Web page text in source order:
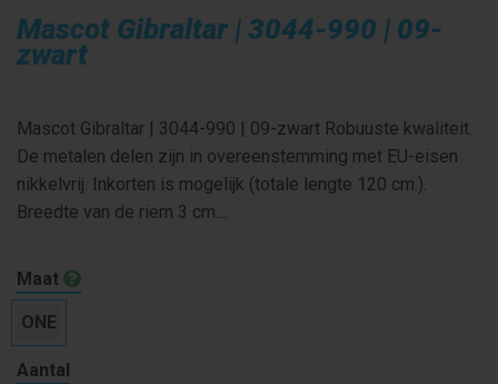
Mascot Gibraltar | 3044-990 | 09-
zwart
Mascot Gibraltar | 3044-990 | 09-zwart Robuuste kwaliteit.
De metalen delen zijn in overeenstemming met EU-eisen
nikkelvrij. Inkorten is mogelijk (totale lengte 120 cm.).
Breedte van de riem 3 cm....
Maat
ONE
Aantal